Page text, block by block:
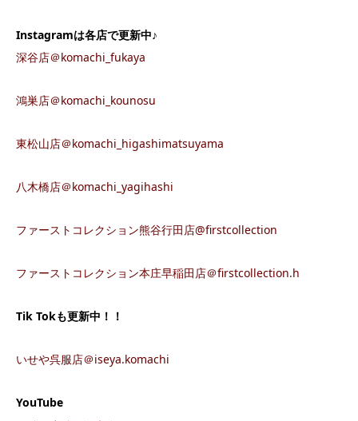
Instagramは各店で更新中♪
深谷店＠komachi_fukaya
鴻巣店＠komachi_kounosu
東松山店＠komachi_higashimatsuyama
八木橋店＠komachi_yagihashi
ファーストコレクション熊谷行田店@firstcollection
ファーストコレクション本庄早稲田店＠firstcollection.h
Tik Tokも更新中！！
いせや呉服店＠iseya.komachi
YouTube